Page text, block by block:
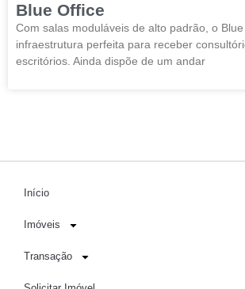
Blue Office
Com salas moduláveis de alto padrão, o
infraestrutura perfeita para receber
escritórios. Ainda dispõe de um andar
Início
Imóveis
Transação